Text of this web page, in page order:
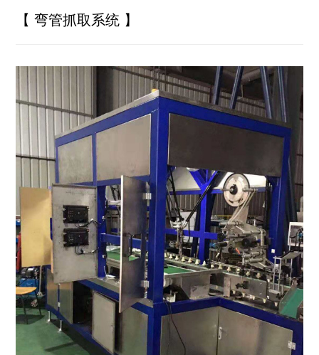
【 弯管抓取系统 】